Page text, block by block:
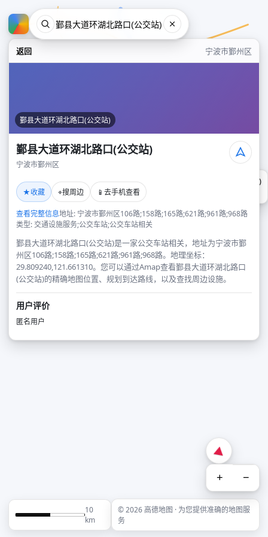
返回 宁波市鄞州区
鄞县大道环湖北路口(公交站)
鄞县大道环湖北路口(公交站)
宁波市鄞州区
★收藏 ⌖搜周边 📱 去手机查看
查看完整信息地址: 宁波市鄞州区106路;158路;165路;621路;961路;968路
类型: 交通设施服务;公交车站;公交车站相关
鄞县大道环湖北路口(公交站)是一家公交车站相关，地址为宁波市鄞
州区106路;158路;165路;621路;961路;968路。地理坐标：
29.809240,121.661310。您可以通过Amap查看鄞县大道环湖北路口
(公交站)的精确地图位置、规划到达路线，以及查找周边设施。
用户评价
匿名用户
鄞县大道环湖北路口(公交站)
+ −
10
km
© 2026 高德地图 · 为您提供准确的地图服
务